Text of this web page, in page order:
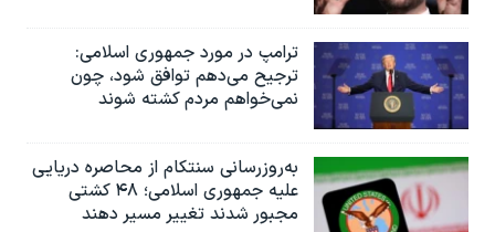
ترامپ در مورد جمهوری اسلامی:
ترجیح می‌دهم توافق شود، چون
نمی‌خواهم مردم کشته شوند
به‌روزرسانی سنتکام از محاصره دریایی
علیه جمهوری اسلامی؛ ۴۸ کشتی
مجبور شدند تغییر مسیر دهند